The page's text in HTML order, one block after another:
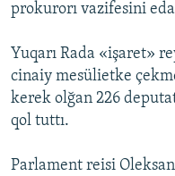
prokurorı vazifesini
Yuqarı Rada «işaret»
cinaiy mesülietke
kerek olğan 226
qol tuttı.
Parlament reisi